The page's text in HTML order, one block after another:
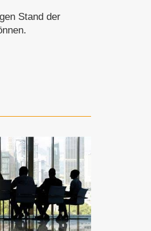
Stand der